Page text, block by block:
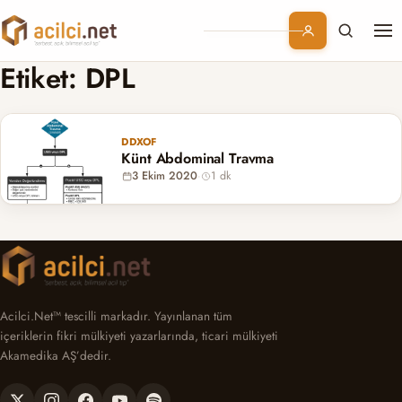
Branşlar
Konular
Kurumsal
Etiket: DPL
DDXOF
Künt Abdominal Travma
3 Ekim 2020· 1 dk
Acilci.Net™ tescilli markadır. Yayınlanan tüm
içeriklerin fikri mülkiyeti yazarlarında, ticari mülkiyeti
Akamedika AŞ’dedir.